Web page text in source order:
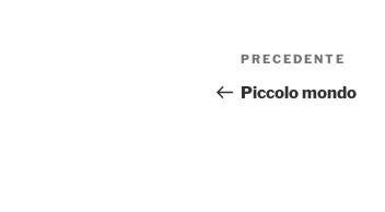
Navigazione
articoli
Articolo
precedente:
PRECEDENTE
Piccolo mondo